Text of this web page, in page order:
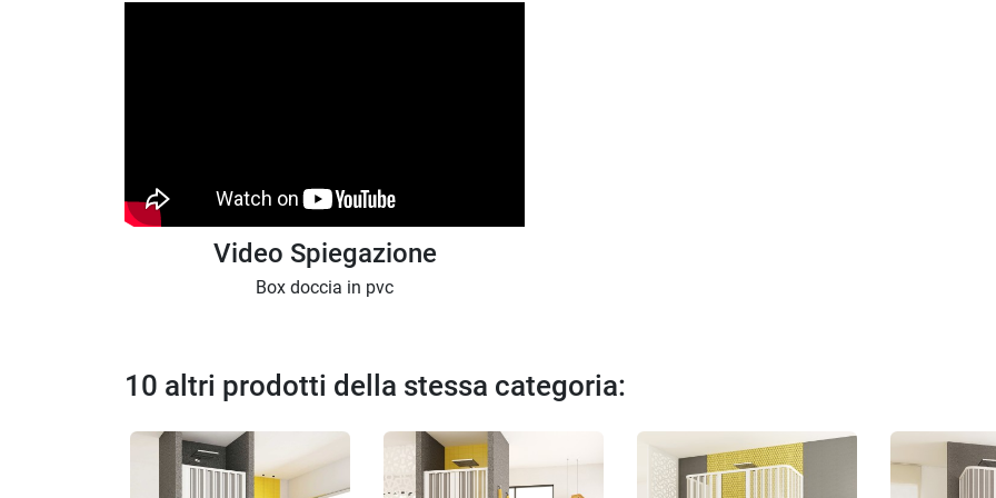
Video Spiegazione
Box doccia in pvc
10 altri prodotti della stessa categoria: